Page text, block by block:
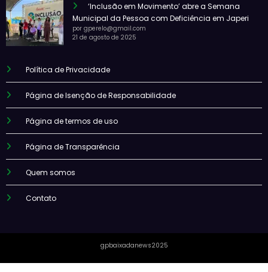
‘Inclusão em Movimento’ abre a Semana
Municipal da Pessoa com Deficiência em Japeri
por gperelo@gmail.com
21 de agosto de 2025
Política de Privacidade
Página de Isenção de Responsabilidade
Página de termos de uso
Página de Transparência
Quem somos
Contato
gpbaixadanews2025